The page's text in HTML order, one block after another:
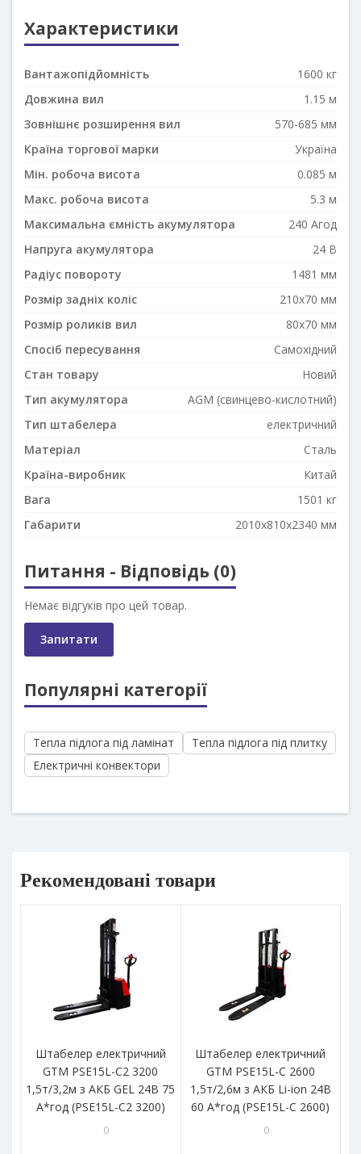
Характеристики
Вантажопідйомність
1600 кг
Довжина вил
1.15 м
Зовнішнє розширення вил
570-685 мм
Країна торгової марки
Україна
Мін. робоча висота
0.085 м
Макс. робоча висота
5.3 м
Максимальна ємність акумулятора
240 Агод
Напруга акумулятора
24 В
Радіус повороту
1481 мм
Розмір задніх коліс
210x70 мм
Розмір роликів вил
80х70 мм
Спосіб пересування
Самохідний
Стан товару
Новий
Тип акумулятора
AGM (cвинцево-кислотний)
Тип штабелера
електричний
Матеріал
Сталь
Країна-виробник
Китай
Вага
1501 кг
Габарити
2010x810x2340 мм
Питання - Відповідь (0)
Немає відгуків про цей товар.
Запитати
Популярні категорії
Тепла підлога під ламінат
Тепла підлога під плитку
Електричні конвектори
Рекомендовані товари
Штабелер електричний
GTM PSE15L-C2 3200
1,5т/3,2м з АКБ GEL 24В 75
А*год (PSE15L-C2 3200)
0
Штабелер електричний
GTM PSE15L-C 2600
1,5т/2,6м з АКБ Li-ion 24В
60 А*год (PSE15L-C 2600)
0